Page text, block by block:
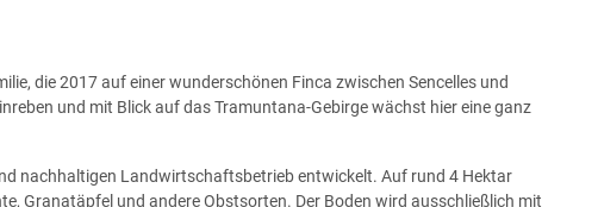
die 2017 auf einer wunderschönen Finca zwischen Sencelles und
und mit Blick auf das Tramuntana-Gebirge wächst hier eine ganz
nachhaltigen Landwirtschaftsbetrieb entwickelt. Auf rund 4 Hektar
Granatäpfel und andere Obstsorten. Der Boden wird ausschließlich mit